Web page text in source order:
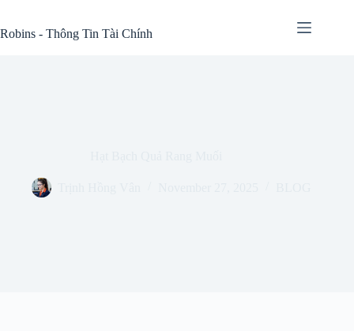
content
Robins - Thông Tin Tài Chính